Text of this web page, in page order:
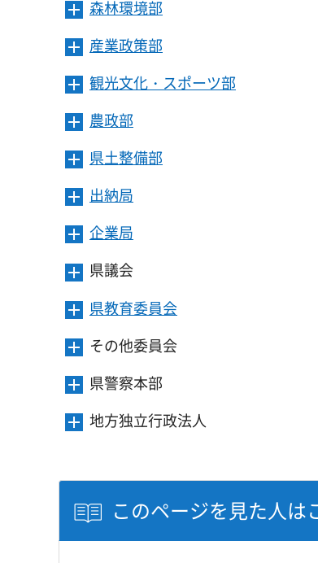
す
き
ま
す
を
開
き
ま
す
ュ
ー
を
開
き
ま
す
メ
ュ
ー
を
開
き
ま
す
森林環境部
メ
ュ
ー
を
開
き
ま
す
産業政策部
メ
ュ
ー
を
開
き
ま
す
観光文化・スポーツ部
メ
ュ
ー
を
開
き
ま
す
農政部
メ
ュ
ー
を
開
き
ま
す
県土整備部
メ
ュ
ー
を
開
き
ま
す
出納局
メ
ュ
ー
を
開
き
ま
す
企業局
メ
ュ
ー
を
開
き
ま
す
県議会
メ
ュ
ー
を
開
き
県教育委員会
メ
ュ
ー
を
す
その他委員会
メ
ュ
開
き
ま
す
県警察本部
メ
ー
を
開
き
地方独立行政法人
このページを見た人は